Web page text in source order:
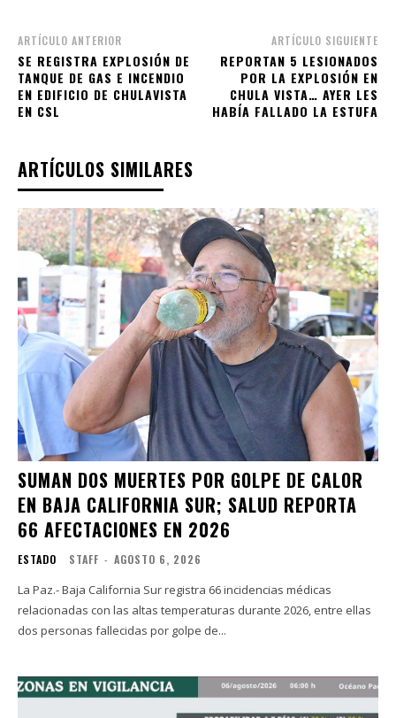
ARTÍCULO ANTERIOR
SE REGISTRA EXPLOSIÓN DE
TANQUE DE GAS E INCENDIO
EN EDIFICIO DE CHULAVISTA
EN CSL
ARTÍCULO SIGUIENTE
REPORTAN 5 LESIONADOS
POR LA EXPLOSIÓN EN
CHULA VISTA… AYER LES
HABÍA FALLADO LA ESTUFA
ARTÍCULOS SIMILARES
SUMAN DOS MUERTES POR GOLPE DE CALOR
EN BAJA CALIFORNIA SUR; SALUD REPORTA
66 AFECTACIONES EN 2026
ESTADO STAFF - AGOSTO 6, 2026
La Paz.- Baja California Sur registra 66 incidencias médicas
relacionadas con las altas temperaturas durante 2026, entre ellas
dos personas fallecidas por golpe de...